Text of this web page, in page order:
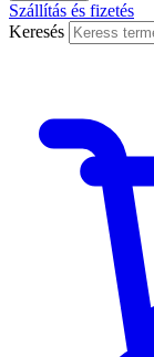
Szállítás és fizetés
Keresés